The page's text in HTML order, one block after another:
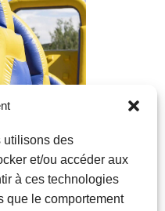
utilisons des
et/ou accéder aux
à ces technologies
que le comportement